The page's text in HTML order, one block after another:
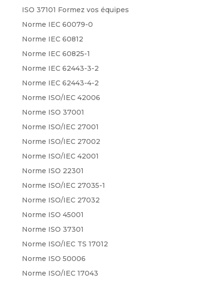
ISO 37101 Formez vos équipes
Norme IEC 60079-0
Norme IEC 60812
Norme IEC 60825-1
Norme IEC 62443-3-2
Norme IEC 62443-4-2
Norme ISO/IEC 42006
Norme ISO 37001
Norme ISO/IEC 27001
Norme ISO/IEC 27002
Norme ISO/IEC 42001
Norme ISO 22301
Norme ISO/IEC 27035-1
Norme ISO/IEC 27032
Norme ISO 45001
Norme ISO 37301
Norme ISO/IEC TS 17012
Norme ISO 50006
Norme ISO/IEC 17043